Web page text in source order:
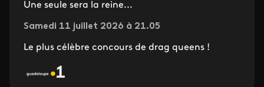
Une seule sera la reine...
Samedi 11 juillet 2026 à 21.05
Le plus célèbre concours de drag queens !